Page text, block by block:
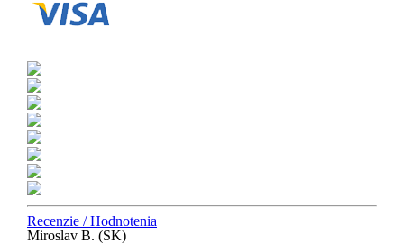
Recenzie / Hodnotenia
Miroslav B. (SK)